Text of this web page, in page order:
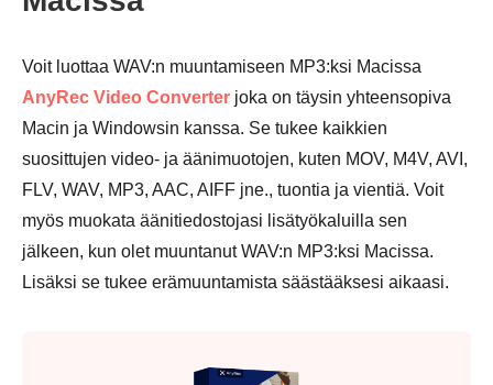
Voit luottaa WAV:n muuntamiseen MP3:ksi Macissa
AnyRec Video Converter joka on täysin yhteensopiva
Macin ja Windowsin kanssa. Se tukee kaikkien
suosittujen video- ja äänimuotojen, kuten MOV, M4V, AVI,
FLV, WAV, MP3, AAC, AIFF jne., tuontia ja vientiä. Voit
myös muokata äänitiedostojasi lisätyökaluilla sen
jälkeen, kun olet muuntanut WAV:n MP3:ksi Macissa.
Lisäksi se tukee erämuuntamista säästääksesi aikaasi.